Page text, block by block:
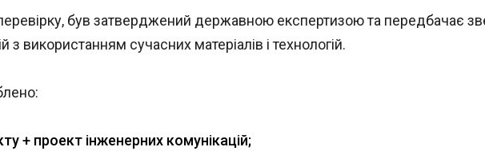
був затверджений державною експертизою та передбачає
з використанням сучасних матеріалів і технологій.
+ проект інженерних комунікацій;